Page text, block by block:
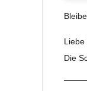
Liebe
Die